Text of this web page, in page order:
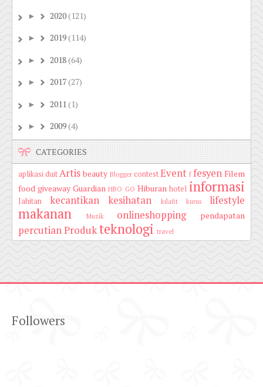
► 2020(121)
► 2019(114)
► 2018(64)
► 2017(27)
► 2011(1)
► 2009(4)
CATEGORIES
aplikasi duitArtis beauty Blogger contestEvent f fesyen Filem
food giveaway Guardian HBO GO Hiburan hotel informasi
Jahitan kecantikan kesihatan kilafit kurus lifestyle
makanan Muzik onlineshopping pendapatan
percutianProdukteknologi travel
Followers